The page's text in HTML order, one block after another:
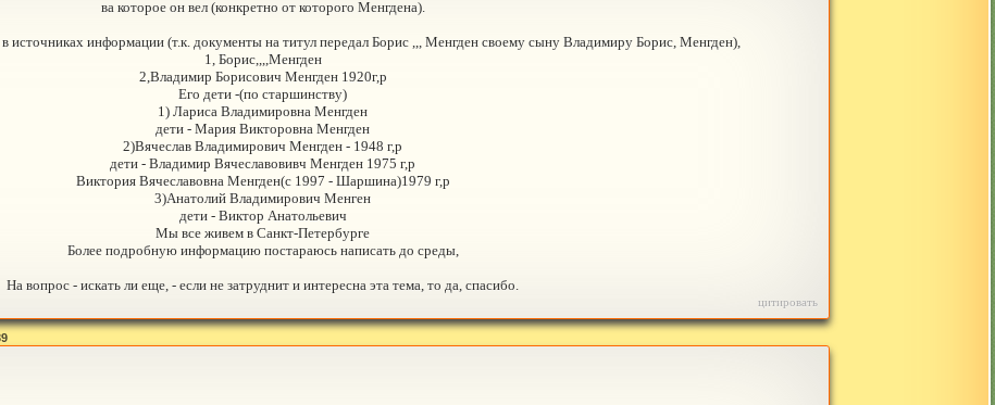
ва которое он вел (конкретно от которого Менгдена).
источниках информации (т.к. документы на титул передал Борис ,,, Менгден своему сыну Владимиру Борис, Менгден),
1, Борис,,,,Менгден
2,Владимир Борисович Менгден 1920г,р
Его дети -(по старшинству)
1) Лариса Владимировна Менгден
дети - Мария Викторовна Менгден
2)Вячеслав Владимирович Менгден - 1948 г,р
дети - Владимир Вячеславовивч Менгден 1975 г,р
Виктория Вячеславовна Менгден(с 1997 - Шаршина)1979 г,р
3)Анатолий Владимирович Менген
дети - Виктор Анатольевич
Мы все живем в Санкт-Петербурге
Более подробную информацию постараюсь написать до среды,
На вопрос - искать ли еще, - если не затруднит и интересна эта тема, то да, спасибо.
цитировать